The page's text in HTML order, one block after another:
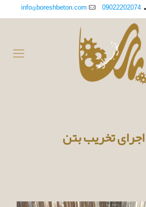
09022202074
info@boreshbeton.com
تخریب بتن